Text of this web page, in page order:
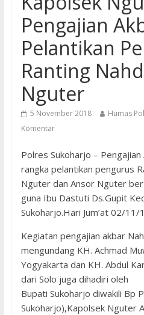
Pengajian
Pelantikan
Ranting
Nguter
5 November 2018 Humas
Komentar
Polres Sukoharjo –
rangka pelantikan pengurus
Nguter dan Ansor Nguter
guna Ibu Dastuti Ds.Gupit
Sukoharjo.Hari Jum’at 02/11/
Kegiatan pengajian akbar
mengundang KH. Achmad
Yogyakarta dan KH. Abdul
dari Solo juga dihadiri oleh
Bupati Sukoharjo diwakili Bp
Sukoharjo),Kapolsek Nguter